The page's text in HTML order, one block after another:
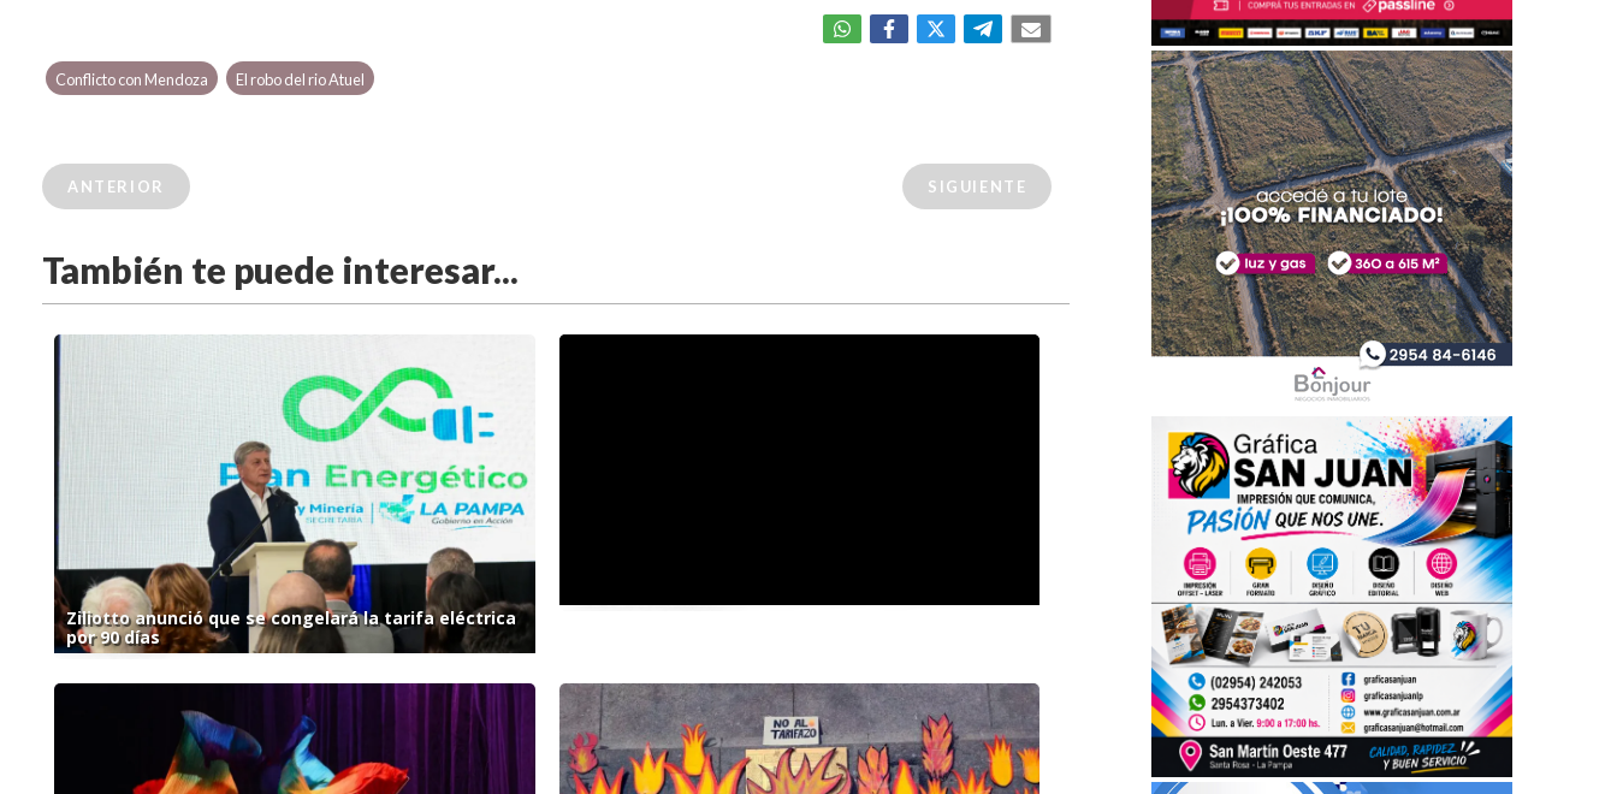
Conflicto con Mendoza El robo del rio Atuel
ANTERIOR SIGUIENTE
También te puede interesar...
Ziliotto anunció que se congelará la tarifa eléctrica
por 90 días